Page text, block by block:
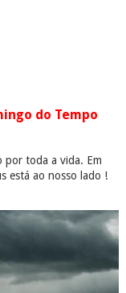
do Tempo
por toda a vida. Em
está ao nosso lado !